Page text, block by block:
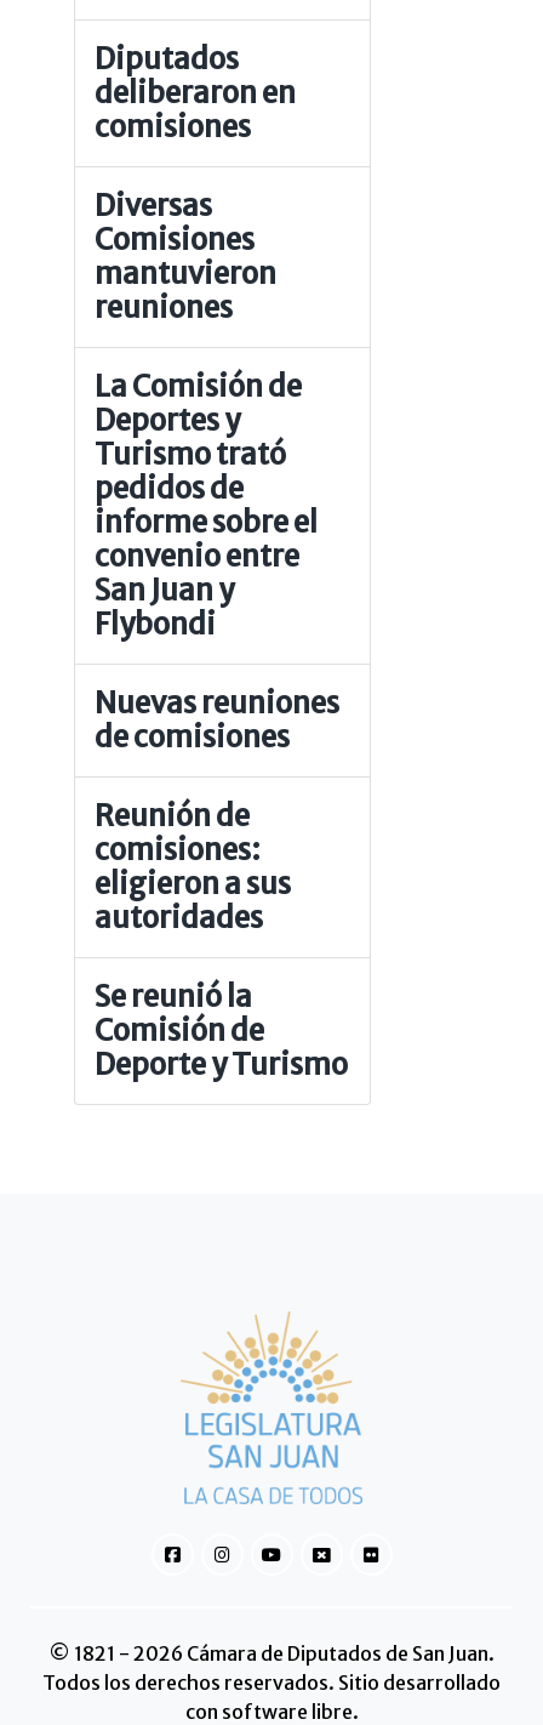
Diputados
deliberaron en
comisiones
Diversas
Comisiones
mantuvieron
reuniones
La Comisión de
Deportes y
Turismo trató
pedidos de
informe sobre el
convenio entre
San Juan y
Flybondi
Nuevas reuniones
de comisiones
Reunión de
comisiones:
eligieron a sus
autoridades
Se reunió la
Comisión de
Deporte y Turismo
© 1821 - 2026 Cámara de Diputados de San Juan.
Todos los derechos reservados. Sitio desarrollado
con software libre.